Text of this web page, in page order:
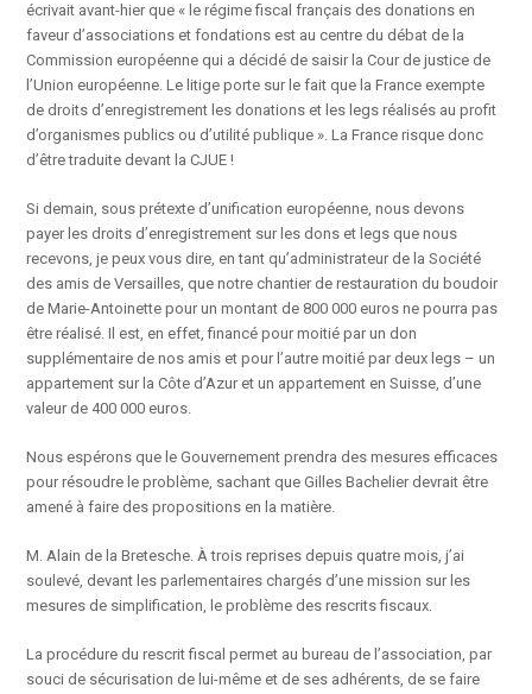
écrivait avant-hier que « le régime fiscal français des donations en
faveur d’associations et fondations est au centre du débat de la
Commission européenne qui a décidé de saisir la Cour de justice de
l’Union européenne. Le litige porte sur le fait que la France exempte
de droits d’enregistrement les donations et les legs réalisés au profit
d’organismes publics ou d’utilité publique ». La France risque donc
d’être traduite devant la CJUE !
Si demain, sous prétexte d’unification européenne, nous devons
payer les droits d’enregistrement sur les dons et legs que nous
recevons, je peux vous dire, en tant qu’administrateur de la Société
des amis de Versailles, que notre chantier de restauration du boudoir
de Marie-Antoinette pour un montant de 800 000 euros ne pourra pas
être réalisé. Il est, en effet, financé pour moitié par un don
supplémentaire de nos amis et pour l’autre moitié par deux legs – un
appartement sur la Côte d’Azur et un appartement en Suisse, d’une
valeur de 400 000 euros.
Nous espérons que le Gouvernement prendra des mesures efficaces
pour résoudre le problème, sachant que Gilles Bachelier devrait être
amené à faire des propositions en la matière.
M. Alain de la Bretesche. À trois reprises depuis quatre mois, j’ai
soulevé, devant les parlementaires chargés d’une mission sur les
mesures de simplification, le problème des rescrits fiscaux.
La procédure du rescrit fiscal permet au bureau de l’association, par
souci de sécurisation de lui-même et de ses adhérents, de se faire